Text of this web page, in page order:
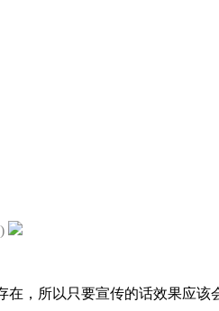
在，所以只要宣传的话效果应该